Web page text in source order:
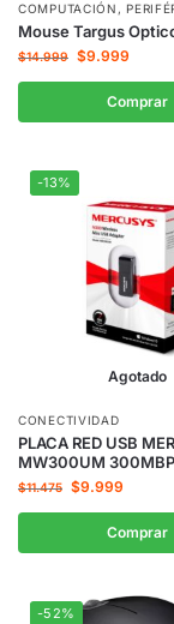
COMPUTACIÓN ,
Mouse Targus
$14.999 $9.999
Comprar
-13%
Agotado
CONECTIVIDAD
PLACA RED USB
MW300UM
$11.475 $9.999
Comprar
-52%